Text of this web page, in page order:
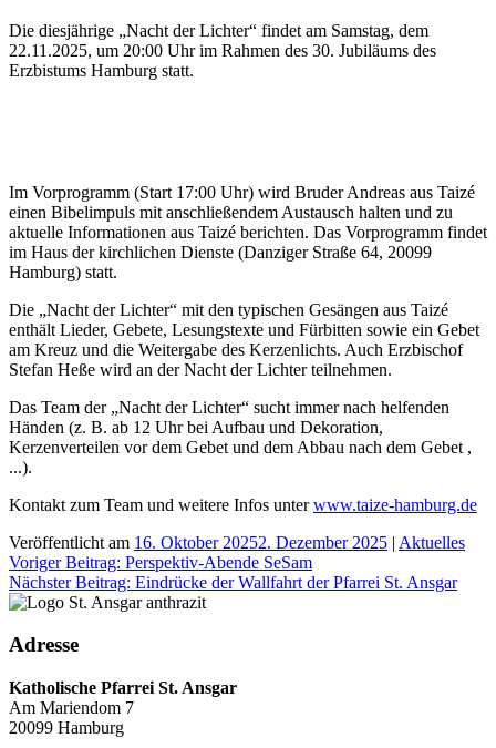
Die diesjährige „Nacht der Lichter“ findet am Samstag, dem
22.11.2025, um 20:00 Uhr im Rahmen des 30. Jubiläums des
Erzbistums Hamburg statt.
Im Vorprogramm (Start 17:00 Uhr) wird Bruder Andreas aus Taizé
einen Bibelimpuls mit anschließendem Austausch halten und zu
aktuelle Informationen aus Taizé berichten. Das Vorprogramm findet
im Haus der kirchlichen Dienste (Danziger Straße 64, 20099
Hamburg) statt.
Die „Nacht der Lichter“ mit den typischen Gesängen aus Taizé
enthält Lieder, Gebete, Lesungstexte und Fürbitten sowie ein Gebet
am Kreuz und die Weitergabe des Kerzenlichts. Auch Erzbischof
Stefan Heße wird an der Nacht der Lichter teilnehmen.
Das Team der „Nacht der Lichter“ sucht immer nach helfenden
Händen (z. B. ab 12 Uhr bei Aufbau und Dekoration,
Kerzenverteilen vor dem Gebet und dem Abbau nach dem Gebet ,
...).
Kontakt zum Team und weitere Infos unterwww.taize-hamburg.de
Veröffentlicht am 16. Oktober 20252. Dezember 2025 | Aktuelles
Beitragsnavigation
Voriger Beitrag: Perspektiv-Abende SeSam
Nächster Beitrag: Eindrücke der Wallfahrt der Pfarrei St. Ansgar
Adresse
Katholische Pfarrei St. Ansgar
Am Mariendom 7
20099 Hamburg